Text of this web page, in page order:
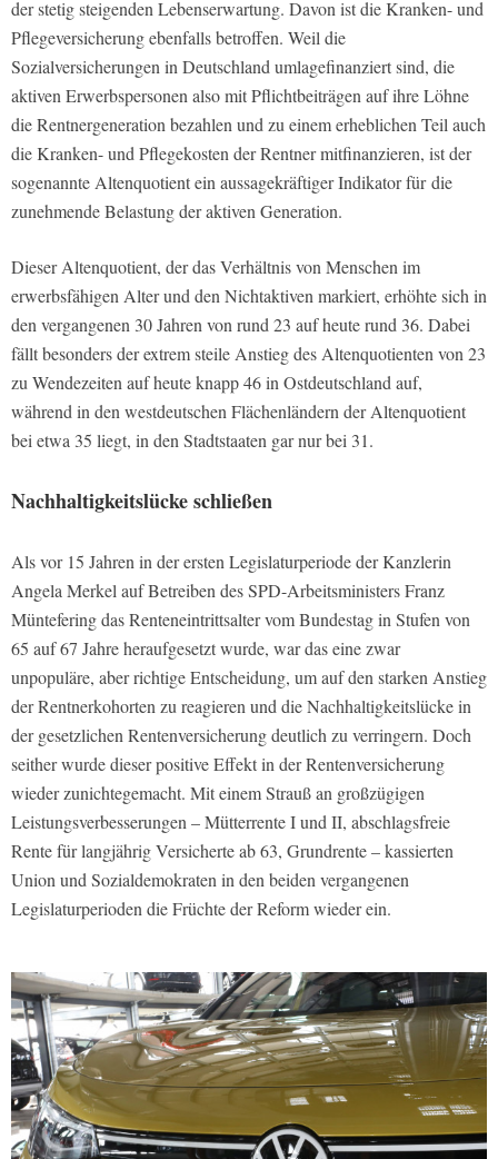
der stetig steigenden Lebenserwartung. Davon ist die Kranken- und
Pflegeversicherung ebenfalls betroffen. Weil die
Sozialversicherungen in Deutschland umlagefinanziert sind, die
aktiven Erwerbspersonen also mit Pflichtbeiträgen auf ihre Löhne
die Rentnergeneration bezahlen und zu einem erheblichen Teil auch
die Kranken- und Pflegekosten der Rentner mitfinanzieren, ist der
sogenannte Altenquotient ein aussagekräftiger Indikator für die
zunehmende Belastung der aktiven Generation.
Dieser Altenquotient, der das Verhältnis von Menschen im
erwerbsfähigen Alter und den Nichtaktiven markiert, erhöhte sich in
den vergangenen 30 Jahren von rund 23 auf heute rund 36. Dabei
fällt besonders der extrem steile Anstieg des Altenquotienten von 23
zu Wendezeiten auf heute knapp 46 in Ostdeutschland auf,
während in den westdeutschen Flächenländern der Altenquotient
bei etwa 35 liegt, in den Stadtstaaten gar nur bei 31.
Nachhaltigkeitslücke schließen
Als vor 15 Jahren in der ersten Legislaturperiode der Kanzlerin
Angela Merkel auf Betreiben des SPD-Arbeitsministers Franz
Müntefering das Renteneintrittsalter vom Bundestag in Stufen von
65 auf 67 Jahre heraufgesetzt wurde, war das eine zwar
unpopuläre, aber richtige Entscheidung, um auf den starken Anstieg
der Rentnerkohorten zu reagieren und die Nachhaltigkeitslücke in
der gesetzlichen Rentenversicherung deutlich zu verringern. Doch
seither wurde dieser positive Effekt in der Rentenversicherung
wieder zunichtegemacht. Mit einem Strauß an großzügigen
Leistungsverbesserungen – Mütterrente I und II, abschlagsfreie
Rente für langjährig Versicherte ab 63, Grundrente – kassierten
Union und Sozialdemokraten in den beiden vergangenen
Legislaturperioden die Früchte der Reform wieder ein.